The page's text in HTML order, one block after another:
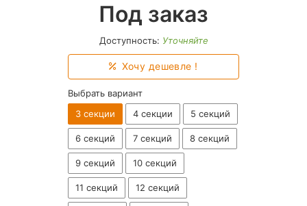
Под заказ
Доступность: Уточняйте
Хочу дешевле !
Выбрать вариант
3 секции
4 секции 5 секций
6 секций 7 секций 8 секций
9 секций 10 секций
11 секций 12 секций